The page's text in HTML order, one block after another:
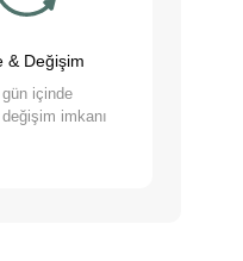
& Değişim
gün içinde
imkanı